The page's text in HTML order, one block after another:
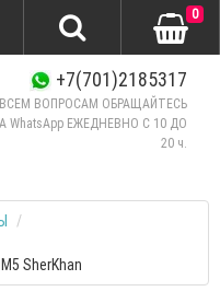
+7(701)2185317
ВОПРОСАМ ОБРАЩАЙТЕСЬ
WhatsApp ЕЖЕДНЕВНО C 10 ДО
20 ч.
0
SherKhan